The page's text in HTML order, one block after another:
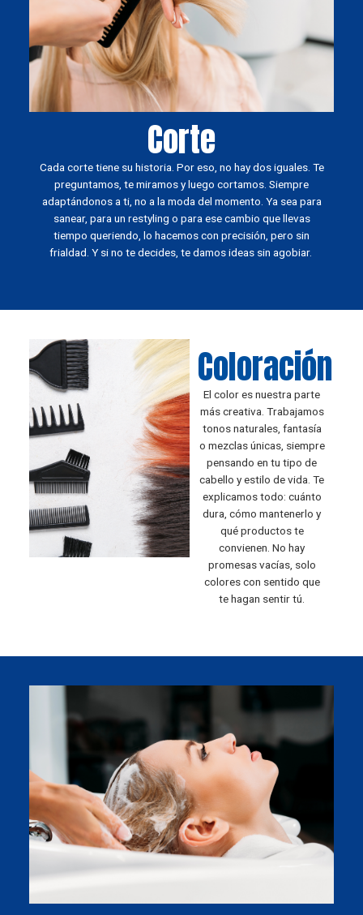
Corte
Cada corte tiene su historia. Por eso, no hay dos iguales. Te
preguntamos, te miramos y luego cortamos. Siempre
adaptándonos a ti, no a la moda del momento. Ya sea para
sanear, para un restyling o para ese cambio que llevas
tiempo queriendo, lo hacemos con precisión, pero sin
frialdad. Y si no te decides, te damos ideas sin agobiar.
Coloración
El color es nuestra parte
más creativa. Trabajamos
tonos naturales, fantasía
o mezclas únicas, siempre
pensando en tu tipo de
cabello y estilo de vida. Te
explicamos todo: cuánto
dura, cómo mantenerlo y
qué productos te
convienen. No hay
promesas vacías, solo
colores con sentido que
te hagan sentir tú.